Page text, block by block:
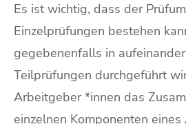
Es ist wichtig, dass der
Einzelprüfungen bestehen
gegebenenfalls in
Teilprüfungen durchgeführt
Arbeitgeber *innen das
einzelnen Komponenten